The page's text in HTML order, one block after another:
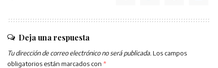
Deja una respuesta
Tu dirección de correo electrónico no será publicada. Los campos
obligatorios están marcados con *